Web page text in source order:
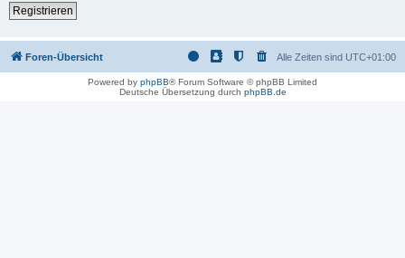
Registrieren
Foren-Übersicht Alle Zeiten sind UTC+01:00
Powered by phpBB® Forum Software © phpBB Limited
Deutsche Übersetzung durch phpBB.de